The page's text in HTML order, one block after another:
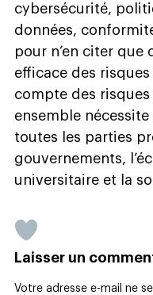
cybersécurité,
données,
pour n’en citer que
efficace des
compte des
ensemble
toutes les parties
gouvernements,
universitaire et la
Laisser un
Votre adresse e-mail ne